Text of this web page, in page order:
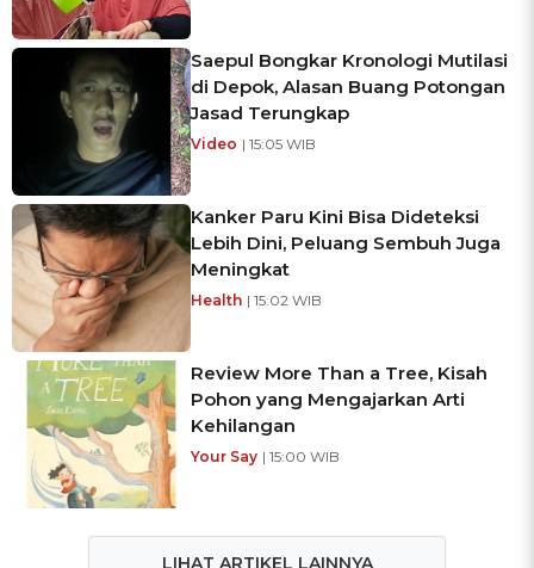
Saepul Bongkar Kronologi Mutilasi
di Depok, Alasan Buang Potongan
Jasad Terungkap
Video | 15:05 WIB
Kanker Paru Kini Bisa Dideteksi
Lebih Dini, Peluang Sembuh Juga
Meningkat
Health | 15:02 WIB
Review More Than a Tree, Kisah
Pohon yang Mengajarkan Arti
Kehilangan
Your Say | 15:00 WIB
LIHAT ARTIKEL LAINNYA